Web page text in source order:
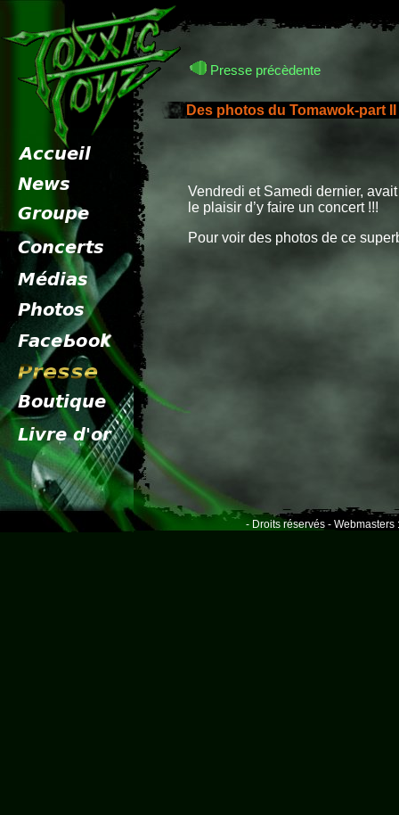
Presse précèdente
Des photos du Tomawok-part
Vendredi et Samedi dernier,
le plaisir d’y faire un concert !!!
Pour voir des photos de ce
- Droits réservés - Webmasters